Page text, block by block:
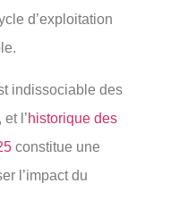
d’exploitation
indissociable des
l’historique des
constitue une
l’impact du